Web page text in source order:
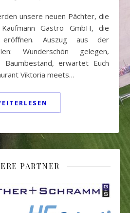
Gastro GmbH, die
eröffnen. Auszug aus der
Wunderschön gelegen,
erwartet Euch
Viktoria meets…
PARTNER